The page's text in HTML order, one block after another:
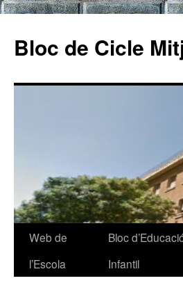
Bloc de Cicle
Vés
Web de
l’Escola
Bloc
Infantil